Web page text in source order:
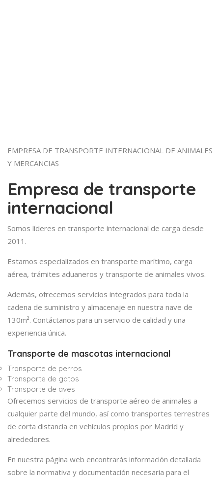
EMPRESA DE TRANSPORTE INTERNACIONAL DE ANIMALES
Y MERCANCIAS
Empresa de transporte
internacional
Somos líderes en transporte internacional de carga desde
2011.
Estamos especializados en transporte marítimo, carga
aérea, trámites aduaneros y transporte de animales vivos.
Además, ofrecemos servicios integrados para toda la
cadena de suministro y almacenaje en nuestra nave de
130m². Contáctanos para un servicio de calidad y una
experiencia única.
Transporte de mascotas internacional
Transporte de perros
Transporte de gatos
Transporte de aves
Ofrecemos servicios de transporte aéreo de animales a
cualquier parte del mundo, así como transportes terrestres
de corta distancia en vehículos propios por Madrid y
alrededores.
En nuestra página web encontrarás información detallada
sobre la normativa y documentación necesaria para el